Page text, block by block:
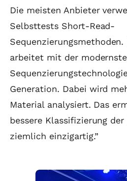
Die meisten Anbieter
Selbsttests Short-Read-
Sequenzierungsmethoden.
arbeitet mit der
Generation. Dabei wird
Material analysiert. Das
bessere Klassifizierung
ziemlich einzigartig.”